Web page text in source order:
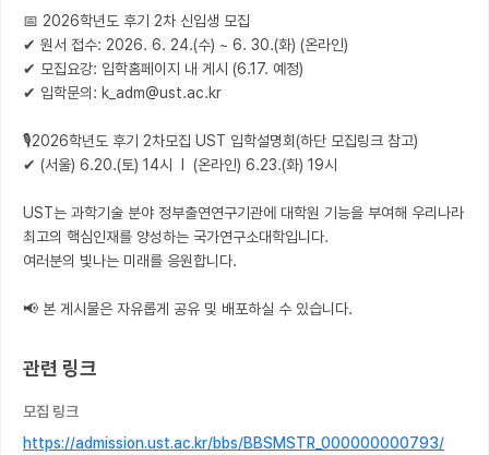
📅 2026학년도 후기 2차 신입생 모집
✔ 원서 접수: 2026. 6. 24.(수) ~ 6. 30.(화) (온라인)
✔ 모집요강: 입학홈페이지 내 게시 (6.17. 예정)
✔ 입학문의: k_adm@ust.ac.kr
🎙️2026학년도 후기 2차모집 UST 입학설명회(하단 모집링크 참고)
✔ (서울) 6.20.(토) 14시  l  (온라인) 6.23.(화) 19시
UST는 과학기술 분야 정부출연연구기관에 대학원 기능을 부여해 우리나라
최고의 핵심인재를 양성하는 국가연구소대학입니다.
여러분의 빛나는 미래를 응원합니다.
📢 본 게시물은 자유롭게 공유 및 배포하실 수 있습니다.
관련 링크
모집 링크
https://admission.ust.ac.kr/bbs/BBSMSTR_000000000793/